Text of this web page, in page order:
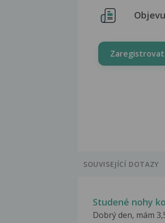
Zaregistrovat
SOUVISEJÍCÍ DOTAZY
Studené nohy
Dobrý den, mám